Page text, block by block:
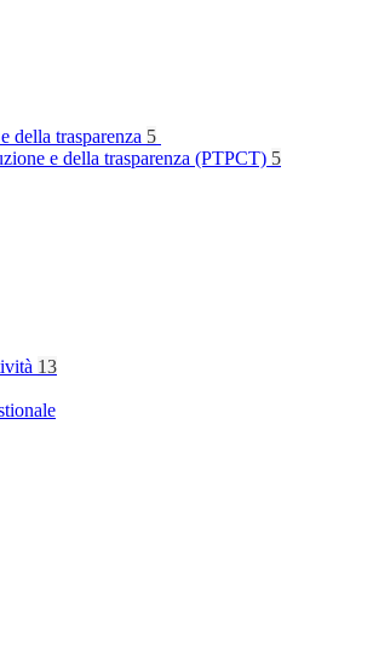
della trasparenza 5
e della trasparenza (PTPCT) 5
13